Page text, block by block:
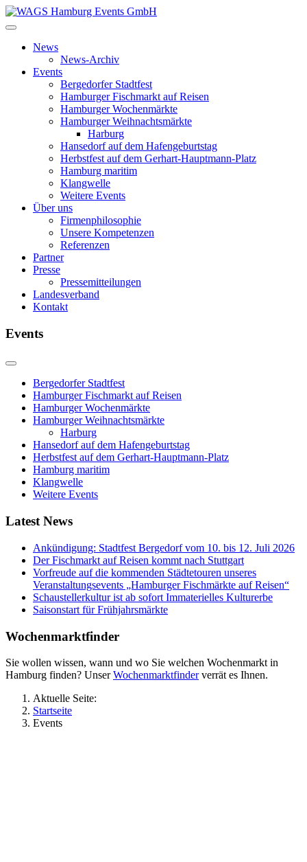
News
News-Archiv
Events
Bergedorfer Stadtfest
Hamburger Fischmarkt auf Reisen
Hamburger Wochenmärkte
Hamburger Weihnachtsmärkte
Harburg
Hansedorf auf dem Hafengeburtstag
Herbstfest auf dem Gerhart-Hauptmann-Platz
Hamburg maritim
Klangwelle
Weitere Events
Über uns
Firmenphilosophie
Unsere Kompetenzen
Referenzen
Partner
Presse
Pressemitteilungen
Landesverband
Kontakt
Events
Bergedorfer Stadtfest
Hamburger Fischmarkt auf Reisen
Hamburger Wochenmärkte
Hamburger Weihnachtsmärkte
Harburg
Hansedorf auf dem Hafengeburtstag
Herbstfest auf dem Gerhart-Hauptmann-Platz
Hamburg maritim
Klangwelle
Weitere Events
Latest News
Ankündigung: Stadtfest Bergedorf vom 10. bis 12. Juli 2026
Der Fischmarkt auf Reisen kommt nach Stuttgart
Vorfreude auf die kommenden Städtetouren unseres
Veranstaltungsevents „Hamburger Fischmärkte auf Reisen“
Schaustellerkultur ist ab sofort Immaterielles Kulturerbe
Saisonstart für Frühjahrsmärkte
Wochenmarktfinder
Sie wollen wissen, wann und wo Sie welchen Wochenmarkt in
Hamburg finden? UnserWochenmarktfinderverrät es Ihnen.
Aktuelle Seite:
Startseite
Events